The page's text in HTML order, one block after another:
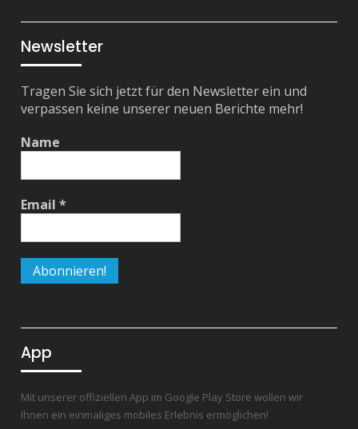
Newsletter
Tragen Sie sich jetzt für den Newsletter ein und
verpassen keine unserer neuen Berichte mehr!
Name
Email*
App
Mit unserer offiziellen App im Google Play Store wollen wir
Ihnen ein einmaliges mobiles Erlebnis ermöglichen!